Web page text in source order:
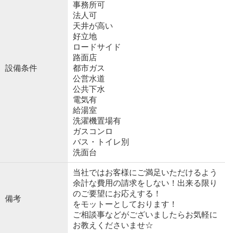
設備条件
事務所可
法人可
天井が高い
好立地
ロードサイド
路面店
都市ガス
公営水道
公共下水
電気有
給湯室
洗濯機置場有
ガスコンロ
バス・トイレ別
洗面台
備考
当社ではお客様にご満足いただけるよう
余計な費用の請求をしない！出来る限り
のご要望にお応えする！
をモットーとしております！
ご相談事などがございましたらお気軽に
お教えくださいませ☆